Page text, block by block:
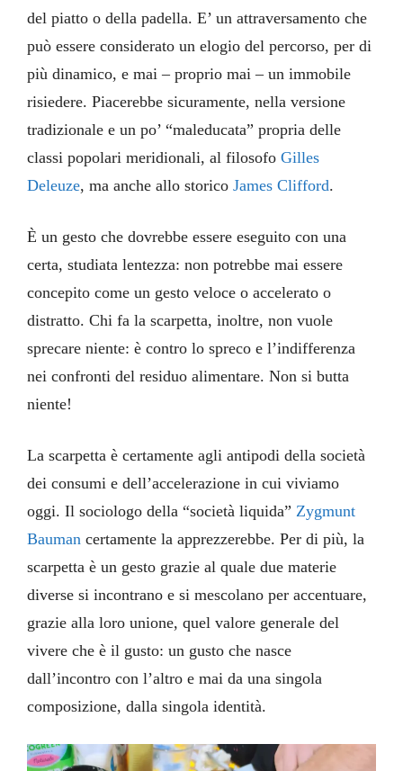
del piatto o della padella. E’ un attraversamento che
può essere considerato un elogio del percorso, per di
più dinamico, e mai – proprio mai – un immobile
risiedere. Piacerebbe sicuramente, nella versione
tradizionale e un po’ “maleducata” propria delle
classi popolari meridionali, al filosofoGilles
Deleuze, ma anche allo storicoJames Clifford.
È un gesto che dovrebbe essere eseguito con una
certa, studiata lentezza: non potrebbe mai essere
concepito come un gesto veloce o accelerato o
distratto. Chi fa la scarpetta, inoltre, non vuole
sprecare niente: è contro lo spreco e l’indifferenza
nei confronti del residuo alimentare. Non si butta
niente!
La scarpetta è certamente agli antipodi della società
dei consumi e dell’accelerazione in cui viviamo
oggi. Il sociologo della “società liquida”Zygmunt
Bauman certamente la apprezzerebbe. Per di più, la
scarpetta è un gesto grazie al quale due materie
diverse si incontrano e si mescolano per accentuare,
grazie alla loro unione, quel valore generale del
vivere che è il gusto: un gusto che nasce
dall’incontro con l’altro e mai da una singola
composizione, dalla singola identità.